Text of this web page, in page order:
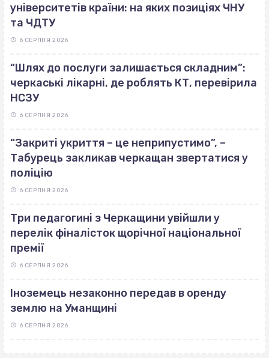
університетів країни: на яких позиціях ЧНУ
та ЧДТУ
6 СЕРПНЯ 2026
“Шлях до послуги залишається складним”:
черкаські лікарні, де роблять КТ, перевірила
НСЗУ
6 СЕРПНЯ 2026
“Закриті укриття – це неприпустимо”, –
Табурець закликав черкащан звертатися у
поліцію
6 СЕРПНЯ 2026
Три педагогині з Черкащини увійшли у
перелік фіналісток щорічної національної
премії
6 СЕРПНЯ 2026
Іноземець незаконно передав в оренду
землю на Уманщині
6 СЕРПНЯ 2026